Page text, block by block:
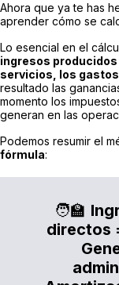
Ahora que ya te has
aprender cómo se
Lo esencial en el
ingresos
servicios, los
resultado las
momento los
generan en las
Podemos resumir el
fórmula:
🧑‍🏫
directos